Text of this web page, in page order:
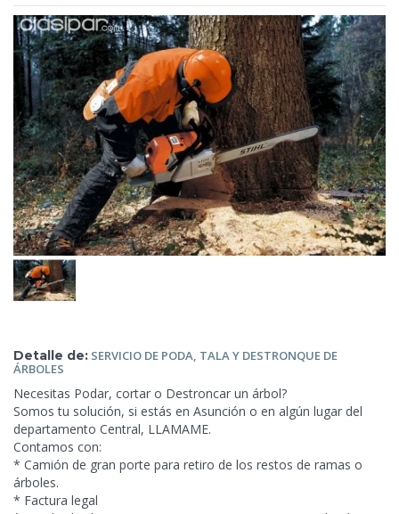
Detalle de: SERVICIO DE PODA, TALA Y DESTRONQUE DE
ÁRBOLES
Necesitas Podar, cortar o Destroncar un árbol?
Somos tu solución, si estás en Asunción o en algún lugar del
departamento Central, LLAMAME.
Contamos con:
* Camión de gran porte para retiro de los restos de ramas o
árboles.
* Factura legal